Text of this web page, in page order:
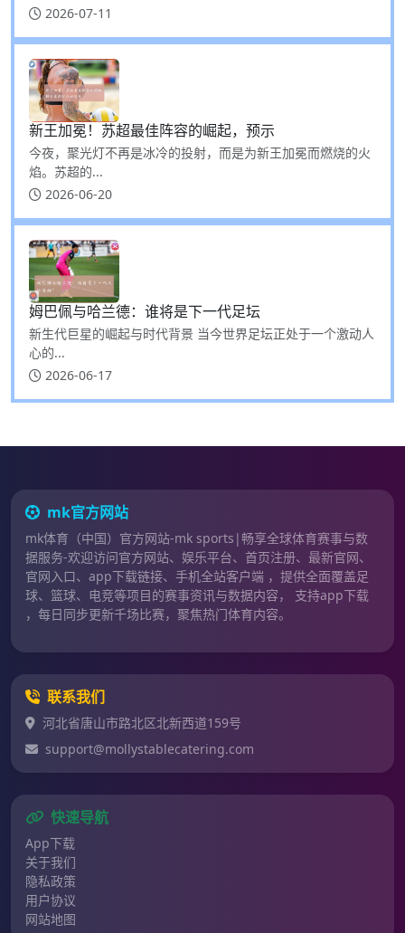
2026-07-11
新王加冕！苏超最佳阵容的崛起，预示
今夜，聚光灯不再是冰冷的投射，而是为新王加冕而燃烧的火
焰。苏超的...
2026-06-20
姆巴佩与哈兰德：谁将是下一代足坛
新生代巨星的崛起与时代背景 当今世界足坛正处于一个激动人
心的...
2026-06-17
mk官方网站
mk体育（中国）官方网站-mk sports|畅享全球体育赛事与数
据服务-欢迎访问官方网站、娱乐平台、首页注册、最新官网、
官网入口、app下载链接、手机全站客户端 ，提供全面覆盖足
球、篮球、电竞等项目的赛事资讯与数据内容， 支持app下载
，每日同步更新千场比赛，聚焦热门体育内容。
联系我们
河北省唐山市路北区北新西道159号
support@mollystablecatering.com
快速导航
App下载
关于我们
隐私政策
用户协议
网站地图